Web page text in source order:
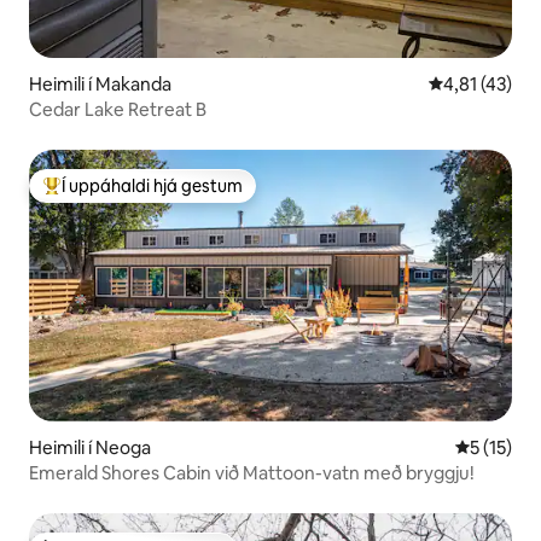
Heimili í Makanda 4,81 af 5 í
4,81 (43)
Cedar Lake Retreat B
Í mestu uppáhaldi hjá gestum
Í uppáhaldi hjá gestum
Heimili í Neoga 5 af 5 í
5 (15)
Emerald Shores Cabin við Mattoon-vatn með bryggju!